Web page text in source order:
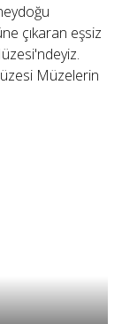
çıkaran eşsiz
Müzelerin